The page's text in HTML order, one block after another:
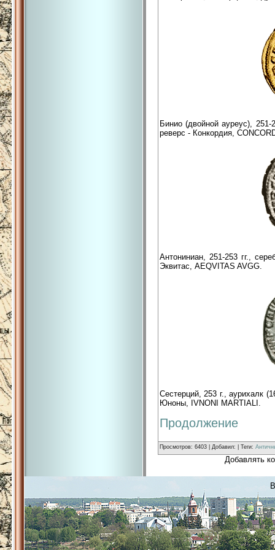
Бинио (двойной ауреус),
реверс - Конкордия,
Антониниан, 251-253 гг.,
Эквитас, AEQVITAS AVGG.
Сестерций, 253 г., аурихалк
Юноны, IVNONI MARTIALI.
Продолжение
Просмотров: 6403 | Добавил: Теги:
Добавлять